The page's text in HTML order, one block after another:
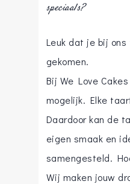
speciaals?
Leuk dat je bij
gekomen.
Bij We Love
mogelijk. Elke
Daardoor kan de
eigen smaak en
samengesteld.
Wij maken jouw